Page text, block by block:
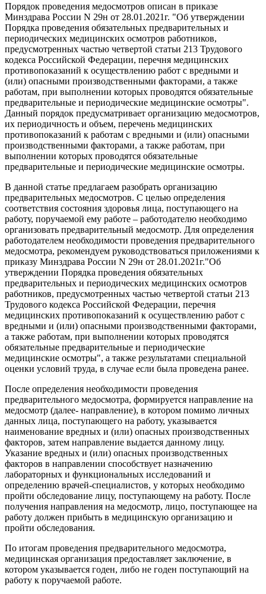
Порядок проведения медосмотров описан в приказе
Минздрава России N 29н от 28.01.2021г. "Об утверждении
Порядка проведения обязательных предварительных и
периодических медицинских осмотров работников,
предусмотренных частью четвертой статьи 213 Трудового
кодекса Российской Федерации, перечня медицинских
противопоказаний к осуществлению работ с вредными и
(или) опасными производственными факторами, а также
работам, при выполнении которых проводятся обязательные
предварительные и периодические медицинские осмотры".
Данный порядок предусматривает организацию медосмотров,
их периодичность и объем, перечень медицинских
противопоказаний к работам с вредными и (или) опасными
производственными факторами, а также работам, при
выполнении которых проводятся обязательные
предварительные и периодические медицинские осмотры.
В данной статье предлагаем разобрать организацию
предварительных медосмотров. С целью определения
соответствия состояния здоровья лица, поступающего на
работу, поручаемой ему работе – работодателю необходимо
организовать предварительный медосмотр. Для определения
работодателем необходимости проведения предварительного
медосмотра, рекомендуем руководствоваться приложениями к
приказу Минздрава России N 29н от 28.01.2021г."Об
утверждении Порядка проведения обязательных
предварительных и периодических медицинских осмотров
работников, предусмотренных частью четвертой статьи 213
Трудового кодекса Российской Федерации, перечня
медицинских противопоказаний к осуществлению работ с
вредными и (или) опасными производственными факторами,
а также работам, при выполнении которых проводятся
обязательные предварительные и периодические
медицинские осмотры", а также результатами специальной
оценки условий труда, в случае если была проведена ранее.
После определения необходимости проведения
предварительного медосмотра, формируется направление на
медосмотр (далее- направление), в котором помимо личных
данных лица, поступающего на работу, указывается
наименование вредных и (или) опасных производственных
факторов, затем направление выдается данному лицу.
Указание вредных и (или) опасных производственных
факторов в направлении способствует назначению
лабораторных и функциональных исследований и
определению врачей-специалистов, у которых необходимо
пройти обследование лицу, поступающему на работу. После
получения направления на медосмотр, лицо, поступающее на
работу должен прибыть в медицинскую организацию и
пройти обследования.
По итогам проведения предварительного медосмотра,
медицинская организация предоставляет заключение, в
котором указывается годен, либо не годен поступающий на
работу к поручаемой работе.